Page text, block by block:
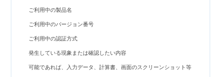
ご利用中の製品名
ご利用中のバージョン番号
ご利用中の認証方式
発生している現象または確認したい内容
可能であれば、入力データ、計算書、画面のスクリーンショット等